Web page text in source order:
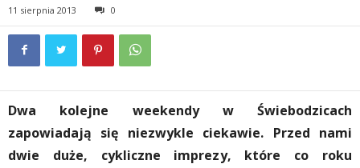
11 sierpnia 2013 0
Dwa kolejne weekendy w Świebodzicach
zapowiadają się niezwykle ciekawie. Przed nami
dwie duże, cykliczne imprezy, które co roku